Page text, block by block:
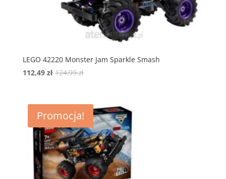
LEGO 42220 Monster Jam Sparkle Smash
124,99złPierwotna
124,99 zł.
112,49 zł
Aktualna
112,49 zł.
Promocja!